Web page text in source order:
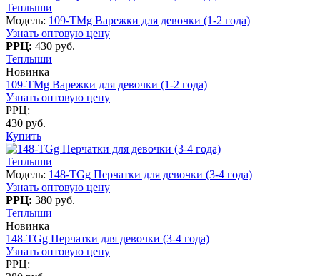
Теплыши
Модель: 109-TMg Варежки для девочки (1-2 года)
Узнать оптовую цену
РРЦ: 430 руб.
Теплыши
Новинка
109-TMg Варежки для девочки (1-2 года)
Узнать оптовую цену
РРЦ:
430 руб.
Купить
Теплыши
Модель: 148-TGg Перчатки для девочки (3-4 года)
Узнать оптовую цену
РРЦ: 380 руб.
Теплыши
Новинка
148-TGg Перчатки для девочки (3-4 года)
Узнать оптовую цену
РРЦ: